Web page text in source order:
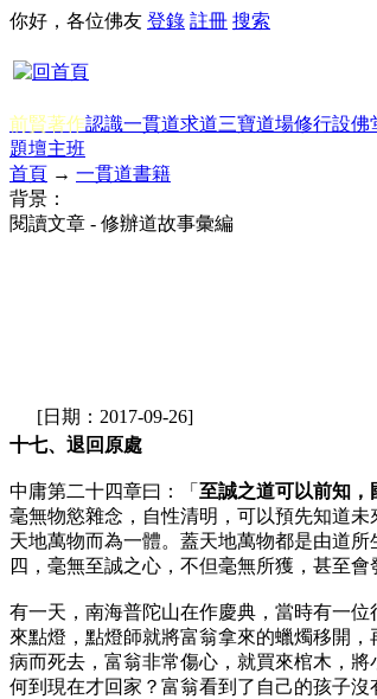
你好，各位佛友 登錄 註冊 搜索
前賢著作認識一貫道求道三寶道場修行設佛
題壇主班
首頁 → 一貫道書籍
背景：
閱讀文章 - 修辦道故事彙編
[日期：2017-09-26]
十七、退回原處
中庸第二十四章曰：「 至誠之道可以前知，
毫無物慾雜念，自性清明，可以預先知道
天地萬物而為一體。蓋天地萬物都是由道
四，毫無至誠之心，不但毫無所獲，甚至
有一天，南海普陀山在作慶典，當時有一
來點燈，點燈師就將富翁拿來的蠟燭移開
病而死去，富翁非常傷心，就買來棺木，
何到現在才回家？富翁看到了自己的孩子